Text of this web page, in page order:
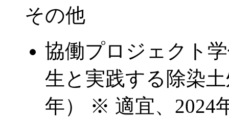
その他
協働プロジェクト
生と実践する除染
年） ※ 適宜、2024